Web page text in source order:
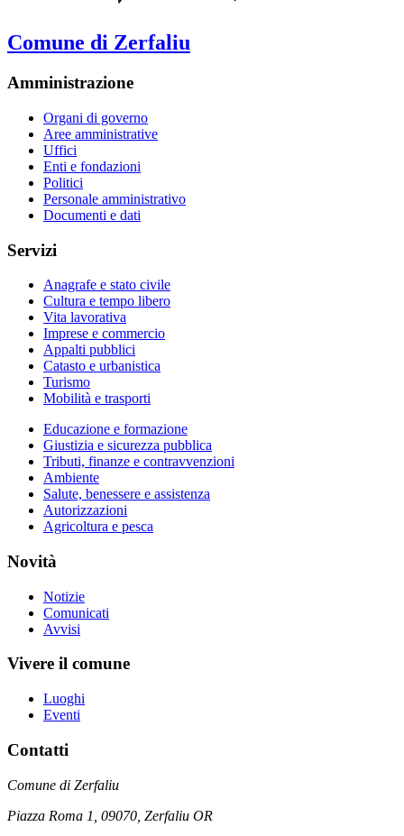
Comune di Zerfaliu
Amministrazione
Organi di governo
Aree amministrative
Uffici
Enti e fondazioni
Politici
Personale amministrativo
Documenti e dati
Servizi
Anagrafe e stato civile
Cultura e tempo libero
Vita lavorativa
Imprese e commercio
Appalti pubblici
Catasto e urbanistica
Turismo
Mobilità e trasporti
Educazione e formazione
Giustizia e sicurezza pubblica
Tributi, finanze e contravvenzioni
Ambiente
Salute, benessere e assistenza
Autorizzazioni
Agricoltura e pesca
Novità
Notizie
Comunicati
Avvisi
Vivere il comune
Luoghi
Eventi
Contatti
Comune di Zerfaliu
Piazza Roma 1, 09070, Zerfaliu OR